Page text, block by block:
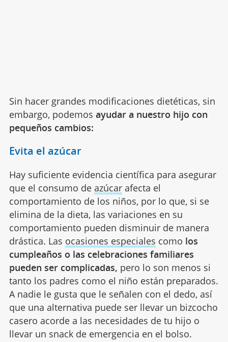
Sin hacer grandes modificaciones dietéticas, sin
embargo, podemos ayudar a nuestro hijo con
pequeños cambios:
Evita el azúcar
Hay suficiente evidencia científica para asegurar
que el consumo de azúcarafecta el
comportamiento de los niños, por lo que, si se
elimina de la dieta, las variaciones en su
comportamiento pueden disminuir de manera
drástica. Las ocasiones especiales como los
cumpleaños o las celebraciones familiares
pueden ser complicadas, pero lo son menos si
tanto los padres como el niño están preparados.
A nadie le gusta que le señalen con el dedo, así
que una alternativa puede ser llevar un bizcocho
casero acorde a las necesidades de tu hijo o
llevar un snack de emergencia en el bolso.